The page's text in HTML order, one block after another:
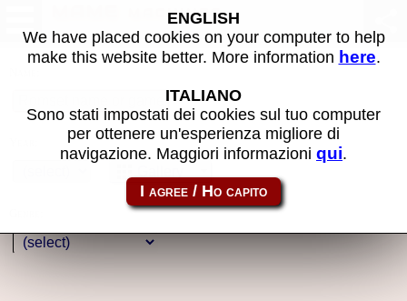
MAME machines
ENGLISH
We have placed cookies on your computer to help
make this website better. More information here.
ITALIANO
Sono stati impostati dei cookies sul tuo computer
per ottenere un'esperienza migliore di
navigazione. Maggiori informazioni qui.